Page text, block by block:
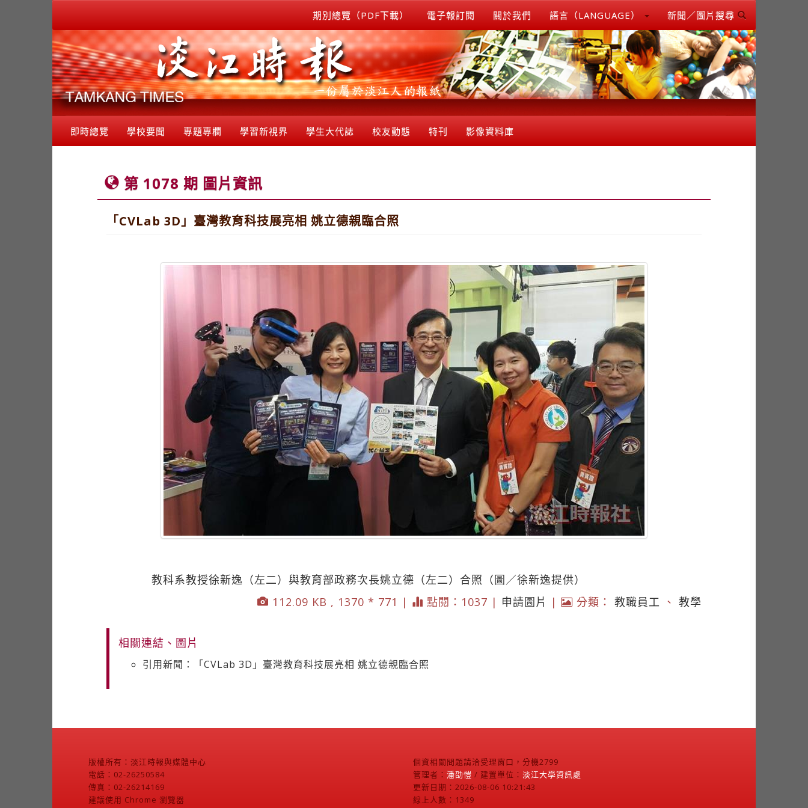
期別總覽（PDF下載） 電子報訂閱 關於我們 語言（LANGUAGE） 新聞／圖片搜尋
即時總覽 學校要聞 專題專欄 學習新視界 學生大代誌 校友動態 特刊 影像資料庫
第 1078 期 圖片資訊
「CVLab 3D」臺灣教育科技展亮相 姚立德親臨合照
教科系教授徐新逸（左二）與教育部政務次長姚立德（左二）合照（圖／徐新逸提供）
112.09 KB , 1370 * 771 |
點閱：1037 | 申請圖片 | 分類： 教職員工 、 教學
相關連結、圖片
引用新聞：「CVLab 3D」臺灣教育科技展亮相 姚立德親臨合照
版權所有：淡江時報與媒體中心
電話：02-26250584
傳真：02-26214169
建議使用 Chrome 瀏覽器
個資相關問題請洽受理窗口，分機2799
管理者： 潘劭愷 / 建置單位： 淡江大學資訊處
更新日期：2026-08-06 10:21:43
線上人數：1349